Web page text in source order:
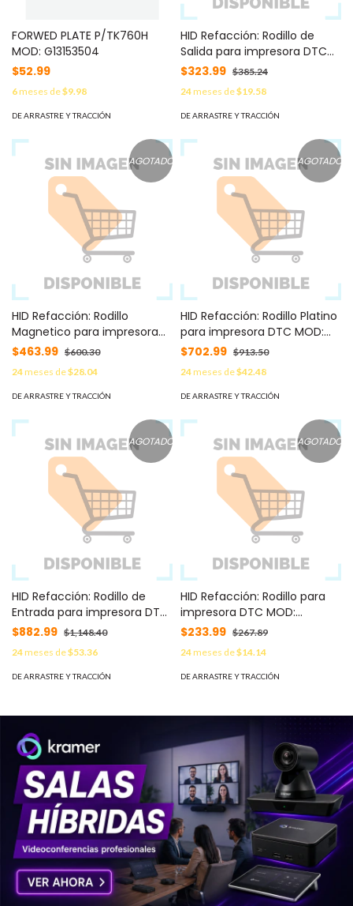
FORWED PLATE P/TK760H
MOD: G13153504
$52.99
6meses de$9.98
DE ARRASTRE Y TRACCIÓN
HID Refacción: Rodillo de
Salida para impresora DTC
MOD: D930123
$323.99 $385.24
24meses de$19.58
DE ARRASTRE Y TRACCIÓN
AGOTADO
HID Refacción: Rodillo
Magnetico para impresora
DTC MOD: D930122
$463.99 $600.30
24meses de$28.04
DE ARRASTRE Y TRACCIÓN
AGOTADO
HID Refacción: Rodillo Platino
para impresora DTC MOD:
D930120
$702.99 $913.50
24meses de$42.48
DE ARRASTRE Y TRACCIÓN
AGOTADO
HID Refacción: Rodillo de
Entrada para impresora DTC
MOD: D930284
$882.99 $1,148.40
24meses de$53.36
DE ARRASTRE Y TRACCIÓN
AGOTADO
HID Refacción: Rodillo para
impresora DTC MOD:
D920013
$233.99 $267.89
24meses de$14.14
DE ARRASTRE Y TRACCIÓN